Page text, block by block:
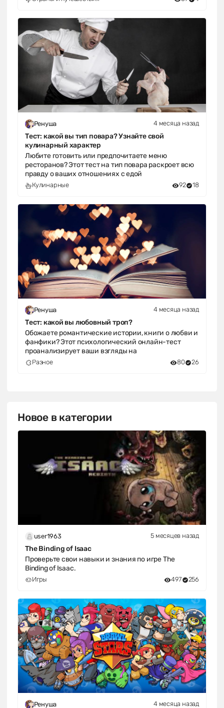
Ренуша 4 месяца назад
Тест: какой вы тип повара? Узнайте свой
кулинарный характер
Любите готовить или предпочитаете меню
ресторанов? Этот тест на тип повара раскроет всю
правду о ваших отношениях с едой
Кулинарные 92 18
Ренуша 4 месяца назад
Тест: какой вы любовный троп?
Обожаете романтические истории, книги о любви и
фанфики? Этот психологический онлайн-тест
проанализирует ваши взгляды на
Разное 80 26
Новое в категории
user1963 5 месяцев назад
The Binding of Isaac
Проверьте свои навыки и знания по игре The
Binding of Isaac.
Игры 497 256
Ренуша 4 месяца назад